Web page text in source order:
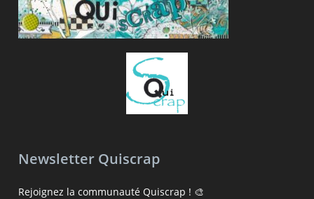
Newsletter Quiscrap
Rejoignez la communauté Quiscrap ! 🎨